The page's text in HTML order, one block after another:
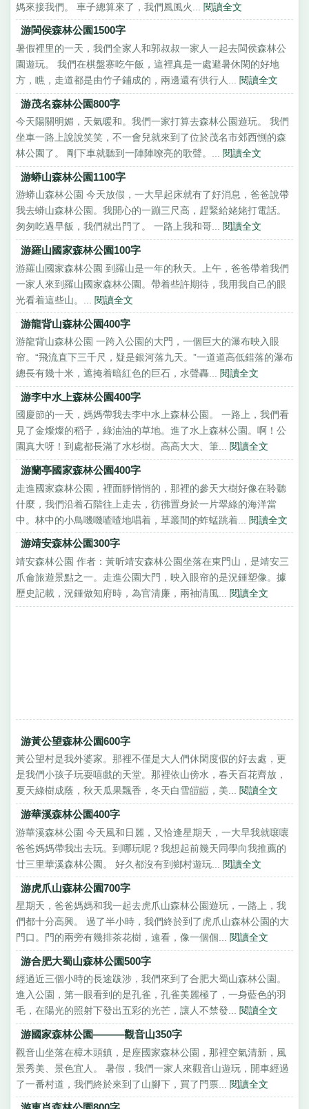
媽來接我們。 車子總算來了，我們風風火... 閱讀全文
游閩侯森林公園1500字
暑假裡里的一天，我們全家人和郭叔叔一家人一起去閩侯森林公
園遊玩。 我們在棋盤寨吃午飯，這裡真是一處避暑休閑的好地
方，瞧，走道都是由竹子鋪成的，兩邊還有供行人... 閱讀全文
游茂名森林公園800字
今天陽關明媚，天氣暖和。我們一家打算去森林公園遊玩。 我們
坐車一路上說說笑笑，不一會兒就來到了位於茂名市郊西惻的森
林公園了。 剛下車就聽到一陣陣嘹亮的歌聲。... 閱讀全文
游蟒山森林公園1100字
游蟒山森林公園 今天放假，一大早起床就有了好消息，爸爸說帶
我去蟒山森林公園。我開心的一蹦三尺高，趕緊給姥姥打電話。
匆匆吃過早飯，我們就出門了。 一路上我和哥... 閱讀全文
游羅山國家森林公園100字
游羅山國家森林公園 到羅山是一年的秋天。上午，爸爸帶着我們
一家人來到羅山國家森林公園。帶着些許期待，我用我自己的眼
光看着這些山。... 閱讀全文
游龍背山森林公園400字
游龍背山森林公園 一跨入公園的大門，一個巨大的瀑布映入眼
帘。“飛流直下三千尺，疑是銀河落九天。”一道道高低錯落的瀑布
總長有幾十米，遮掩着暗紅色的巨石，水聲轟... 閱讀全文
游李中水上森林公園400字
國慶節的一天，媽媽帶我去李中水上森林公園。 一路上，我們看
見了金燦燦的稻子，綠油油的草地。進了水上森林公園。啊！公
園真大呀！到處都長滿了水杉樹。高高大大、筆... 閱讀全文
游蘭亭國家森林公園400字
走進國家森林公園，裡面靜悄悄的，那裡的參天大樹好像在聆聽
什麼，我們沿着石階往上走去，彷彿置身於一片翠綠的海洋當
中。林中的小鳥嘰嘰喳喳地唱着，草叢間的蚱蜢跳着... 閱讀全文
游靖安森林公園300字
靖安森林公園 作者：黃昕靖安森林公園坐落在東門山，是靖安三
爪侖旅遊景點之一。走進公園大門，映入眼帘的是況鍾塑像。據
歷史記載，況鍾做知府時，為官清廉，兩袖清風... 閱讀全文
游黃公望森林公園600字
黃公望村是我外婆家。那裡不僅是大人們休閑度假的好去處，更
是我們小孩子玩耍嘻戲的天堂。那裡依山傍水，春天百花齊放，
夏天綠樹成蔭，秋天瓜果飄香，冬天白雪皚皚，美... 閱讀全文
游華溪森林公園400字
游華溪森林公園 今天風和日麗，又恰逢星期天，一大早我就嚷嚷
爸爸媽媽帶我出去玩。到哪玩呢？我想起前幾天同學向我推薦的
廿三里華溪森林公園。 好久都沒有到鄉村遊玩... 閱讀全文
游虎爪山森林公園700字
星期天，爸爸媽媽和我一起去虎爪山森林公園遊玩，一路上，我
們都十分高興。 過了半小時，我們終於到了虎爪山森林公園的大
門口。門的兩旁有幾排茶花樹，遠看，像一個個... 閱讀全文
游合肥大蜀山森林公園500字
經過近三個小時的長途跋涉，我們來到了合肥大蜀山森林公園。
進入公園，第一眼看到的是孔雀，孔雀美麗極了，一身藍色的羽
毛，在陽光的照射下發出五彩的光芒，讓人不禁發... 閱讀全文
游國家森林公園———觀音山350字
觀音山坐落在樟木頭鎮，是座國家森林公園，那裡空氣清新，風
景秀美、景色宜人。 暑假，我們一家人來觀音山遊玩，開車經過
了一番村道，我們終於來到了山腳下，買了門票... 閱讀全文